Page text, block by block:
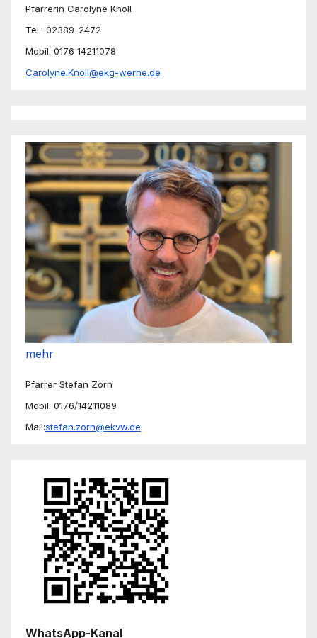
Pfarrerin Carolyne Knoll
Tel.: 02389-2472
Mobil: 0176 14211078
Carolyne.Knoll@ekg-werne.de
mehr
Pfarrer Stefan Zorn
Mobil: 0176/14211089
Mail:stefan.zorn@ekvw.de
WhatsApp-Kanal